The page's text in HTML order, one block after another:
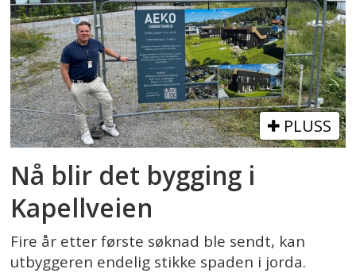
PLUSS
Nå blir det bygging i
Kapellveien
Fire år etter første søknad ble sendt, kan
utbyggeren endelig stikke spaden i jorda.